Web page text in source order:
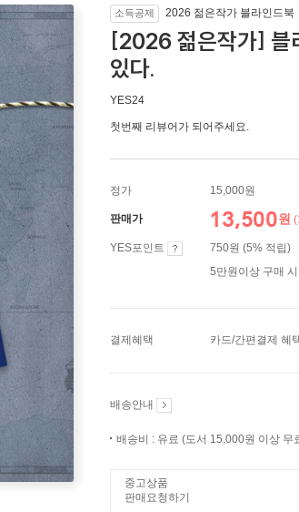
소득공제 2026 젊은작가 블라인드북
[2026 젊은작가] 블
있다.
YES24
첫번째 리뷰어가 되어주세요.
정가 15,000원
판매가 13,500원
YES포인트
750원 (5% 적립)
5만원이상 구매
결제혜택 카드/간편결제 혜
배송안내
배송비 : 유료 (도서 15,000원 이상 무
중고상품
판매요청하기